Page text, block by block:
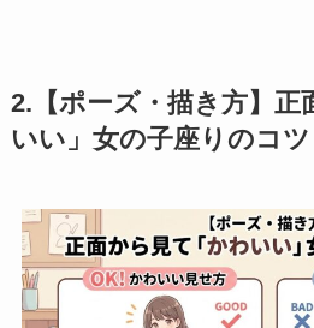
2.【ポーズ・描き方】正
いい」女の子座りのコツ